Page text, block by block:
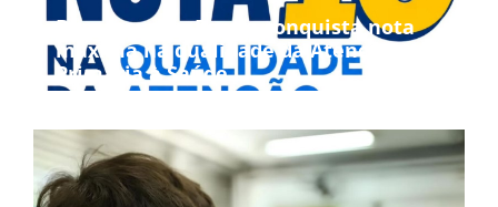
Bom Jesus da Penha conquista nota
máxima na qualidade da Atenção
Primária à Saúde